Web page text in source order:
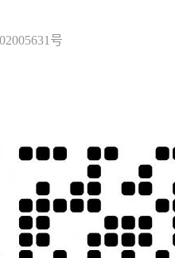
号